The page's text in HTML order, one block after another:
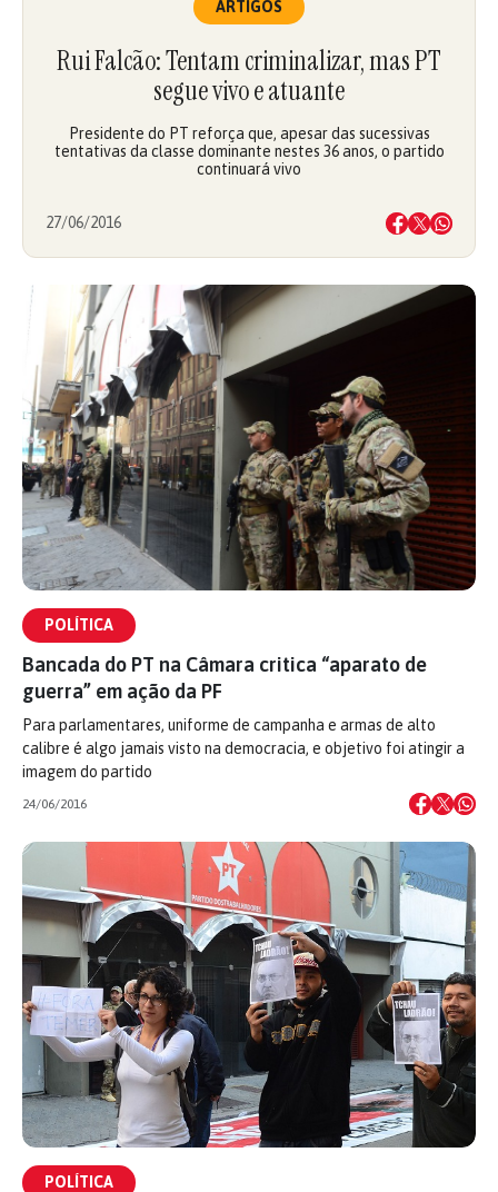
ARTIGOS
Rui Falcão: Tentam criminalizar, mas PT
segue vivo e atuante
Presidente do PT reforça que, apesar das sucessivas
tentativas da classe dominante nestes 36 anos, o partido
continuará vivo
27/06/2016
POLÍTICA
Bancada do PT na Câmara critica “aparato de
guerra” em ação da PF
Para parlamentares, uniforme de campanha e armas de alto
calibre é algo jamais visto na democracia, e objetivo foi atingir a
imagem do partido
24/06/2016
POLÍTICA